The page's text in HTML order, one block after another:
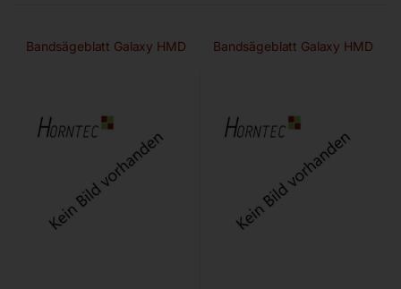
Bandsägeblatt Galaxy HMD Bandsägeblatt Galaxy HMD